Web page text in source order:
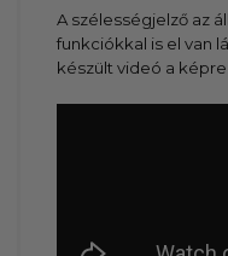
A szélességjelző az
funkciókkal is el van
készült videó a